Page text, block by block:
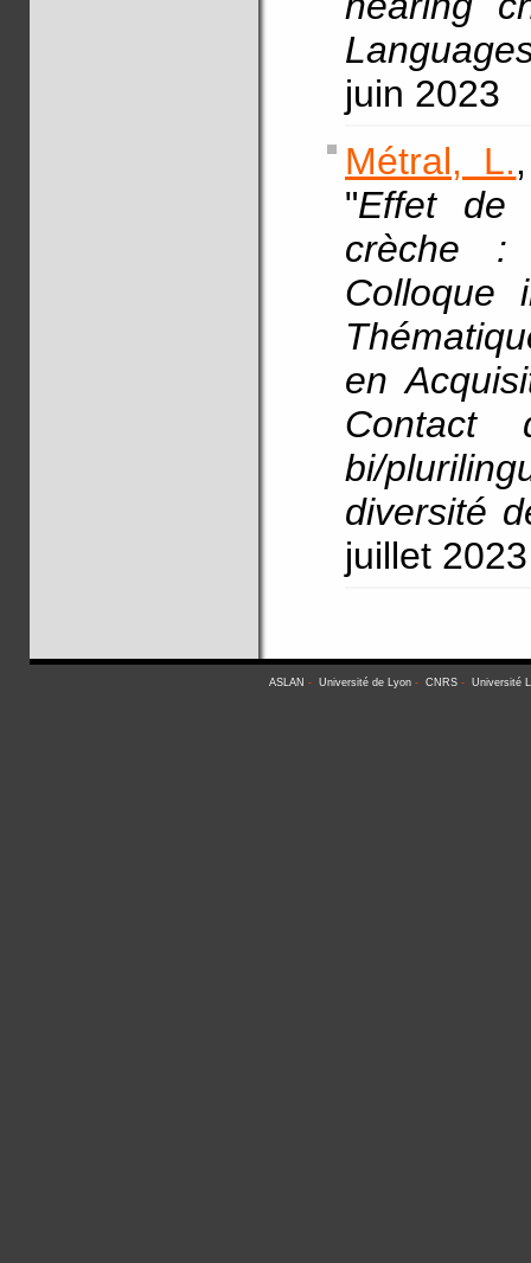
juin 2023
Métral, L.
"Effet de
crèche :
Colloque
en
Contact
bi/
diversité
juillet 2023
ASLAN - Université de Lyon- CNRS- Université